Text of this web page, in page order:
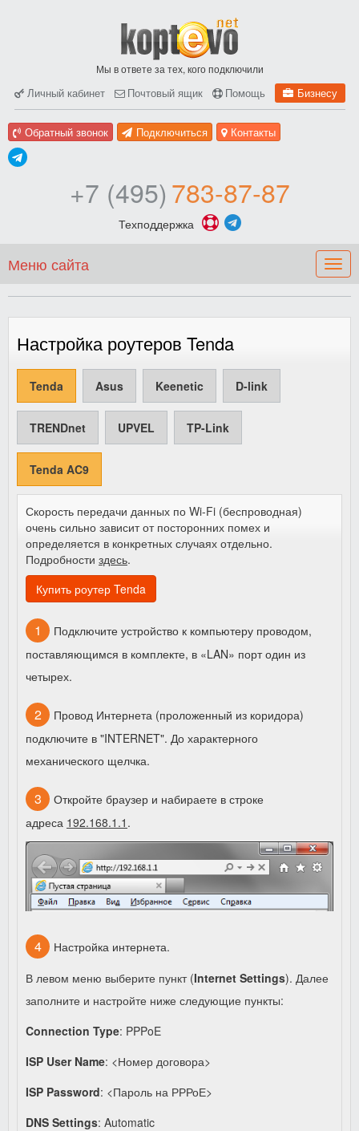
Мы в ответе за тех, кого подключили
Личный кабинет Почтовый ящик Помощь Бизнесу
Обратный звонок Подключиться Контакты
+7 (495)783-87-87
Техподдержка
Меню сайта
Настройка роутеров Tenda
Tenda Asus Keenetic D-link
TRENDnet UPVEL TP-Link
Tenda AC9
Скорость передачи данных по Wi-Fi (беспроводная)
очень сильно зависит от посторонних помех и
определяется в конкретных случаях отдельно.
Подробности здесь.
Купить роутер Tenda
Подключите устройство к компьютеру проводом,
поставляющимся в комплекте, в «LAN» порт один из
четырех.
Провод Интернета (проложенный из коридора)
подключите в "INTERNET". До характерного
механического щелчка.
Откройте браузер и набираете в строке
адреса 192.168.1.1 .
Настройка интернета.
В левом меню выберите пункт (Internet Settings). Далее
заполните и настройте ниже следующие пункты:
Connection Type: PPPoE
ISP User Name: <Номер договора>
ISP Password: <Пароль на РРРоЕ>
DNS Settings: Automatic